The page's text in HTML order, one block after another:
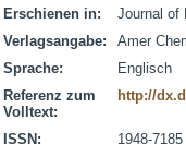
Erschienen in:
Journal of
Verlagsangabe:
Amer
Sprache:
Englisch
Referenz zum
Volltext:
http://
ISSN:
1948-7185